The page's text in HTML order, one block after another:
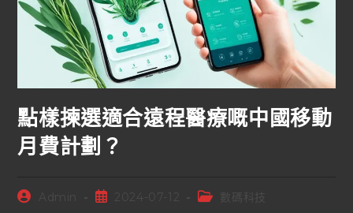
點樣揀選適合遠程醫療嘅中國移動
月費計劃？
Admin